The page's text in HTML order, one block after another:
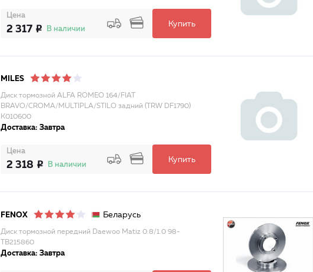
Цена
2 317 В наличии
Купить
MILES
Диск тормозной ALFA ROMEO 164/FIAT
BRAVO/CROMA/MULTIPLA/STILO задний (TRW DF1790)
K010600
Доставка: Завтра
Цена
2 318 В наличии
Купить
FENOX Беларусь
Диск тормозной передний Daewoo Matiz 0.8/1.0 98-
TB215860
Доставка: Завтра